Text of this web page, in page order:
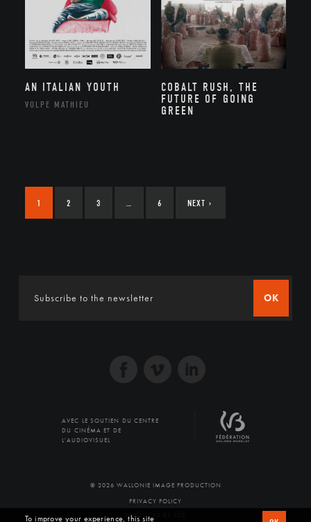
AN ITALIAN YOUTH
VOLPE MATHIEU
COBALT RUSH, THE
FUTURE OF GOING
GREEN
1 2 3 6 NEXT ›
OK
AVEC LE SOUTIEN DU CENTRE
DU CINÉMA ET DE
L'AUDIOVISUEL
© 2026 WALLONIE IMAGE PRODUCTION
PRIVACY POLICY
PRODUCED BY SFD
To improve your experience, this site